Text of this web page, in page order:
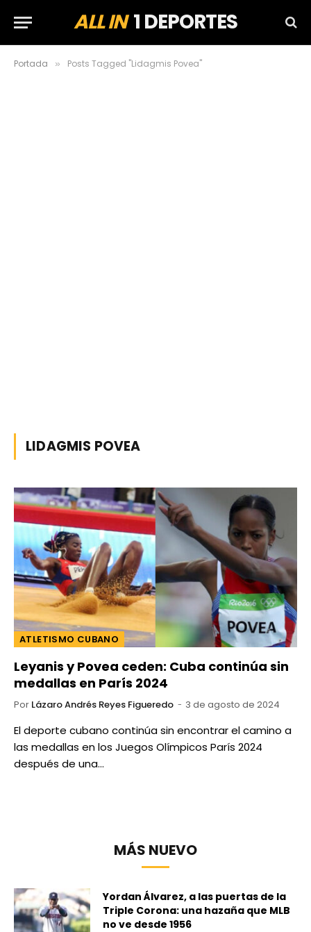
ALL IN1 DEPORTES
Portada » Posts Tagged "Lidagmis Povea"
LIDAGMIS POVEA
ATLETISMO CUBANO
Leyanis y Povea ceden: Cuba continúa sin
medallas en París 2024
Por Lázaro Andrés Reyes Figueredo 3 de agosto de 2024
El deporte cubano continúa sin encontrar el camino a
las medallas en los Juegos Olímpicos París 2024
después de una…
MÁS NUEVO
Yordan Álvarez, a las puertas de la
Triple Corona: una hazaña que MLB
no ve desde 1956